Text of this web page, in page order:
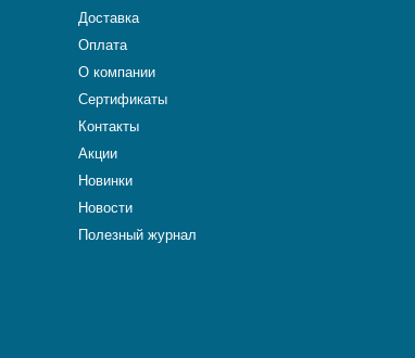
Доставка
Оплата
О компании
Сертификаты
Контакты
Акции
Новинки
Новости
Полезный журнал